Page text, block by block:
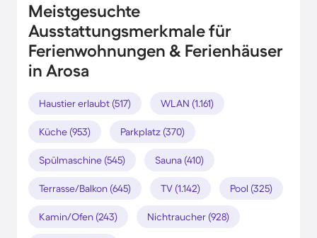
Meistgesuchte
Ausstattungsmerkmale für
Ferienwohnungen & Ferienhäuser
in Arosa
Haustier erlaubt (517) WLAN (1.161)
Küche (953) Parkplatz (370)
Spülmaschine (545) Sauna (410)
Terrasse/Balkon (645) TV (1.142) Pool (325)
Kamin/Ofen (243) Nichtraucher (928)